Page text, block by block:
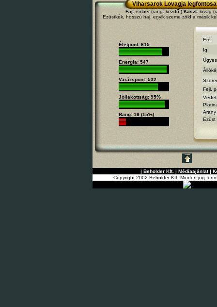
Viharsarok Lovagja
Faj:ember (rang: kezdő ) Kaszt:lovag
Ezüstkék, hosszú haj, egyik szeme zöld a másik
Életpont: 615
Energia: 547
Varázspont: 532
Jóllakottság: 95%
Rang: 16 (15%)
Erő:
Iq:
Fejl.
Arany
Ezüst
| Beholder Kft. | Médiaajánlat|
Copyright 2002 Beholder Kft. Minden jog